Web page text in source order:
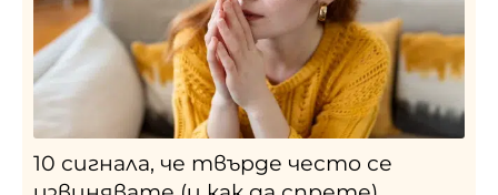
10 сигнала, че твърде често се